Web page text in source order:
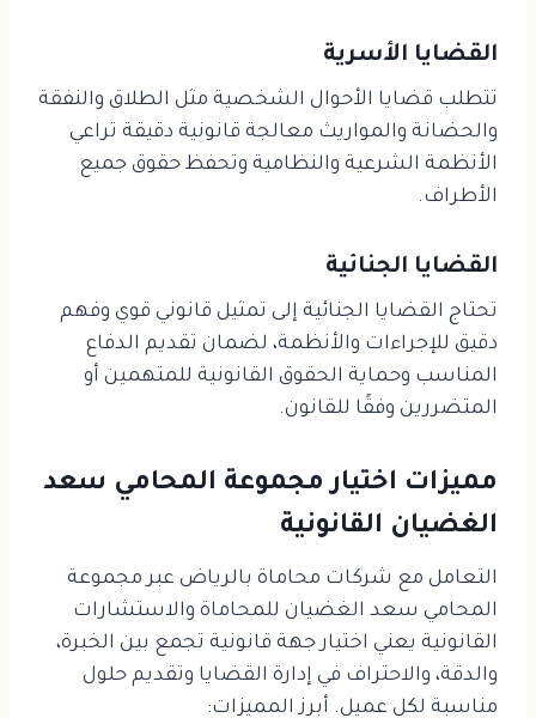
القضايا الأسرية
تتطلب قضايا الأحوال الشخصية مثل الطلاق والنفقة
والحضانة والمواريث معالجة قانونية دقيقة تراعي
الأنظمة الشرعية والنظامية وتحفظ حقوق جميع
الأطراف.
القضايا الجنائية
تحتاج القضايا الجنائية إلى تمثيل قانوني قوي وفهم
دقيق للإجراءات والأنظمة، لضمان تقديم الدفاع
المناسب وحماية الحقوق القانونية للمتهمين أو
المتضررين وفقًا للقانون.
مميزات اختيار مجموعة المحامي سعد
الغضيان القانونية
التعامل مع شركات محاماة بالرياض عبر مجموعة
المحامي سعد الغضيان للمحاماة والاستشارات
القانونية يعني اختيار جهة قانونية تجمع بين الخبرة،
والدقة، والاحتراف في إدارة القضايا وتقديم حلول
مناسبة لكل عميل. أبرز المميزات: